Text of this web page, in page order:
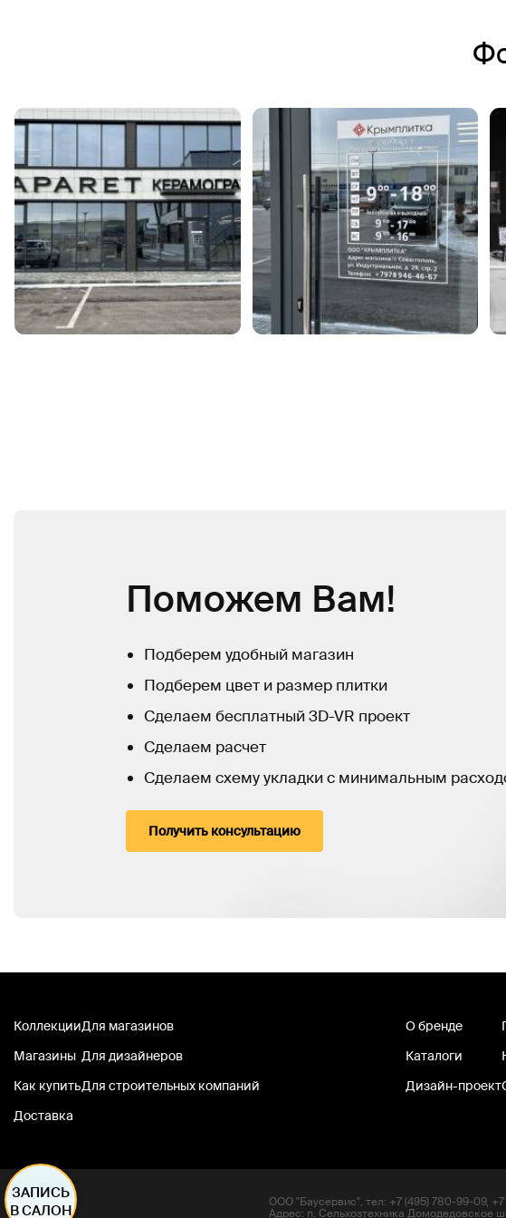
Поможем Вам!
Подберем удобный магазин
Подберем цвет и размер плитки
Сделаем бесплатный 3D-VR проект
Сделаем расчет
Сделаем схему укладки с минимальным
Получить консультацию
Коллекции
Магазины
Как купить
Доставка
Для магазинов
Для дизайнеров
Для строительных компаний
О бренде
Каталоги
Дизайн-проект
ООО "Баусервис", тел: +7 (495) 780-99-09, +7
Адрес: п. Сельхозтехника Домодедовское
ЗАПИСЬ
В САЛОН